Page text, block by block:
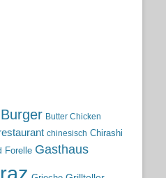
Burger Butter Chicken
chinesisch Chirashi
Forelle Gasthaus